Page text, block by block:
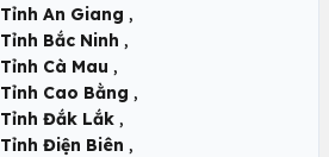
Tỉnh An Giang ,
Tỉnh Bắc Ninh ,
Tỉnh Cà Mau ,
Tỉnh Cao Bằng ,
Tỉnh Đắk Lắk ,
Tỉnh Điện Biên ,